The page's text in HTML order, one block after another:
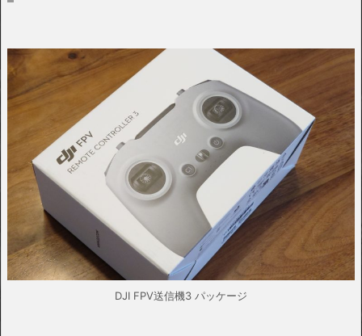
DJI FPV送信機3 パッケージ